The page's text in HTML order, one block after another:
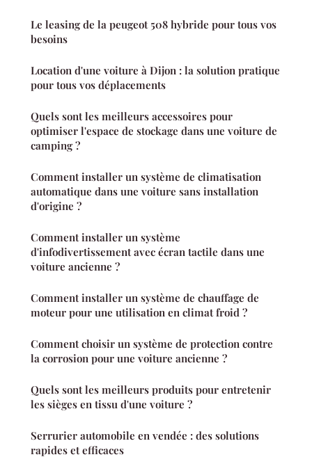
Le leasing de la peugeot 508 hybride pour tous vos
besoins
Location d'une voiture à Dijon : la solution pratique
pour tous vos déplacements
Quels sont les meilleurs accessoires pour
optimiser l'espace de stockage dans une voiture de
camping ?
Comment installer un système de climatisation
automatique dans une voiture sans installation
d'origine ?
Comment installer un système
d'infodivertissement avec écran tactile dans une
voiture ancienne ?
Comment installer un système de chauffage de
moteur pour une utilisation en climat froid ?
Comment choisir un système de protection contre
la corrosion pour une voiture ancienne ?
Quels sont les meilleurs produits pour entretenir
les sièges en tissu d'une voiture ?
Serrurier automobile en vendée : des solutions
rapides et efficaces